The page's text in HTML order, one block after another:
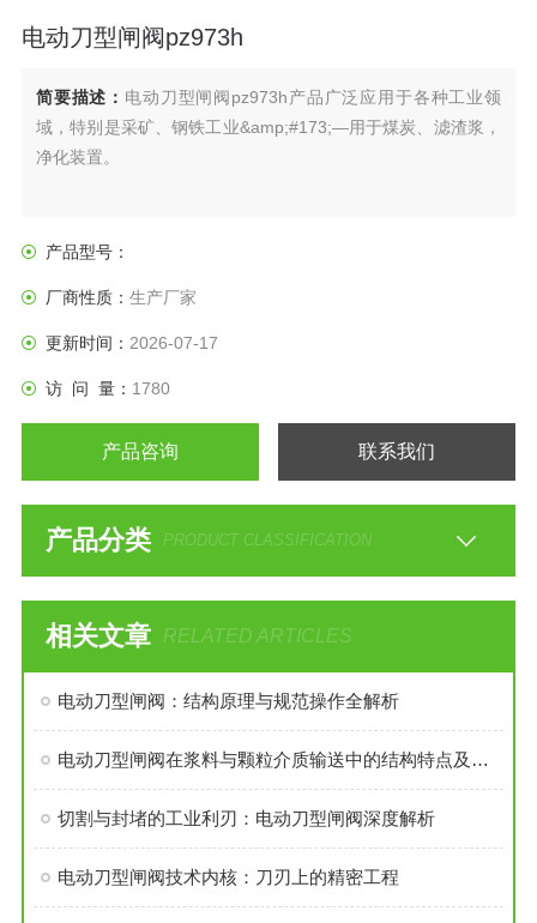
电动刀型闸阀pz973h
简要描述： 电动刀型闸阀pz973h产品广泛应用于各种工业领
域，特别是采矿、钢铁工业&amp;#173;—用于煤炭、滤渣浆，
净化装置。
产品型号：
厂商性质： 生产厂家
更新时间： 2026-07-17
访 问 量： 1780
产品咨询 联系我们
产品分类 PRODUCT CLASSIFICATION
相关文章 RELATED ARTICLES
电动刀型闸阀：结构原理与规范操作全解析
电动刀型闸阀在浆料与颗粒介质输送中的结构特点及应用优势
切割与封堵的工业利刃：电动刀型闸阀深度解析
电动刀型闸阀技术内核：刀刃上的精密工程